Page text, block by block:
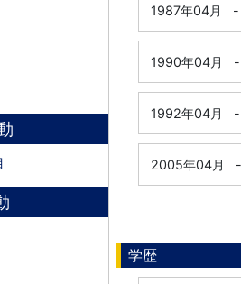
1987年04月 -
1990年04月 -
1992年04月 -
2005年04月 -
学歴